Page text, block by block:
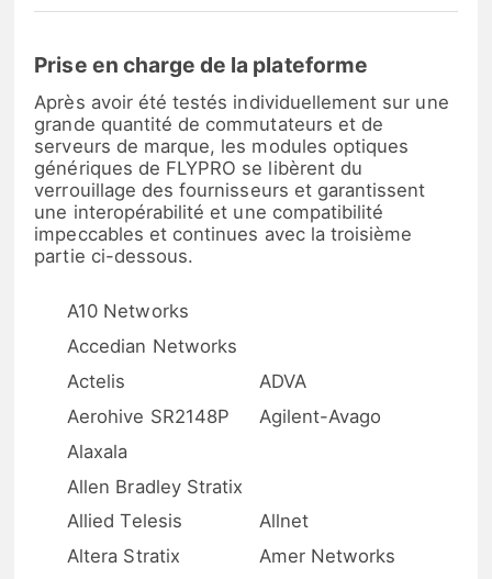
Prise en charge de la plateforme
Après avoir été testés individuellement sur une
grande quantité de commutateurs et de
serveurs de marque, les modules optiques
génériques de FLYPRO se libèrent du
verrouillage des fournisseurs et garantissent
une interopérabilité et une compatibilité
impeccables et continues avec la troisième
partie ci-dessous.
A10 Networks
Accedian Networks
Actelis
ADVA
Aerohive SR2148P
Agilent-Avago
Alaxala
Allen Bradley Stratix
Allied Telesis
Allnet
Altera Stratix
Amer Networks